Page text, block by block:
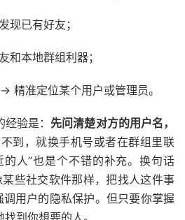
已有好友；
和本地群组利器；
精准定位某个用户或管理员。
验是： 先问清楚对方的用户名，
到，就换手机号或者在群组里联
人”也是个不错的补充。换句话
些社交软件那样，把找人这件事
调用户的隐私保护。但只要你掌握